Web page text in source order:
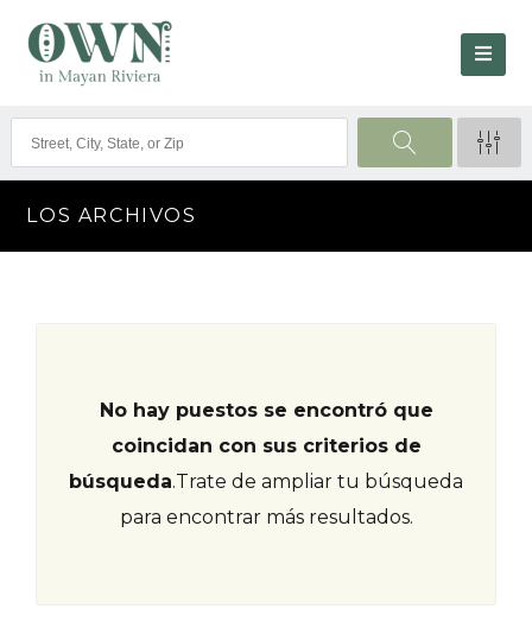
LOS ARCHIVOS
No hay puestos se encontró que
coincidan con sus criterios de
búsqueda.Trate de ampliar tu búsqueda
para encontrar más resultados.